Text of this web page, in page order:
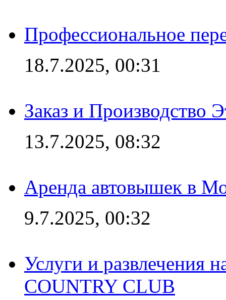
Профессиональное
18.7.2025, 00:31
Заказ и Производство
13.7.2025, 08:32
Аренда автовышек в
9.7.2025, 00:32
Услуги и развлечения
COUNTRY CLUB